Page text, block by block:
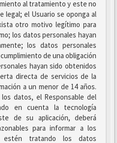
al tratamiento y este no
legal; el Usuario se oponga al
otro motivo legítimo para
los datos personales hayan
los datos personales
de una obligación
hayan sido obtenidos
directa de servicios de la
a un menor de 14 años.
datos, el Responsable del
en cuenta la tecnología
de su aplicación, deberá
para informar a los
estén tratando los datos